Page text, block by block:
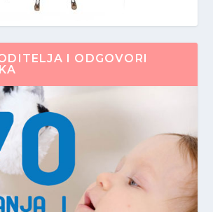
I ODGOVORI